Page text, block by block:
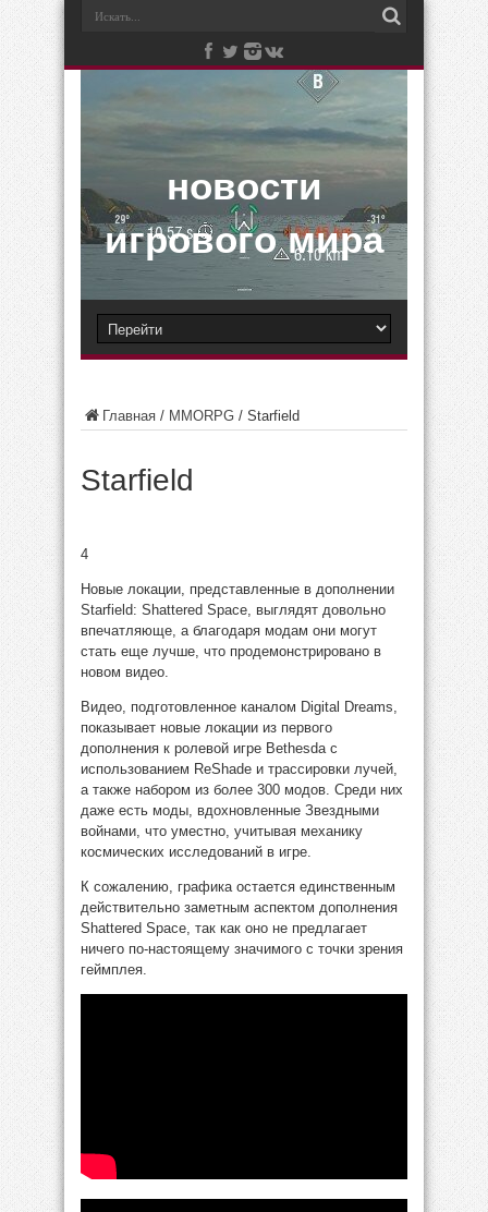
новости
игрового мира
Главная / MMORPG / Starfield
Starfield
4
Новые локации, представленные в дополнении
Starfield: Shattered Space, выглядят довольно
впечатляюще, а благодаря модам они могут
стать еще лучше, что продемонстрировано в
новом видео.
Видео, подготовленное каналом Digital Dreams,
показывает новые локации из первого
дополнения к ролевой игре Bethesda с
использованием ReShade и трассировки лучей,
а также набором из более 300 модов. Среди них
даже есть моды, вдохновленные Звездными
войнами, что уместно, учитывая механику
космических исследований в игре.
К сожалению, графика остается единственным
действительно заметным аспектом дополнения
Shattered Space, так как оно не предлагает
ничего по-настоящему значимого с точки зрения
геймплея.